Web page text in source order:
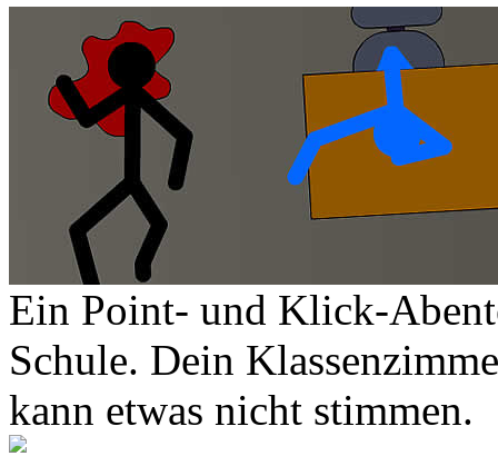
Ein Point- und Klick-
Schule. Dein
kann etwas nicht stimmen.